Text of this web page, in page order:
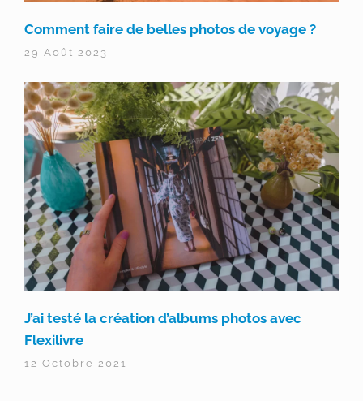
Comment faire de belles photos de voyage ?
29 Août 2023
J’ai testé la création d’albums photos avec
Flexilivre
12 Octobre 2021